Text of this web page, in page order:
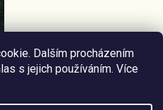
Dalším procházením
s jejich používáním. Více